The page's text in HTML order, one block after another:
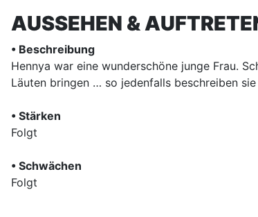
AUSSEHEN &
• Beschreibung
Hennya war eine wunderschöne junge Frau.
Läuten bringen … so jedenfalls beschreiben
• Stärken
Folgt
• Schwächen
Folgt